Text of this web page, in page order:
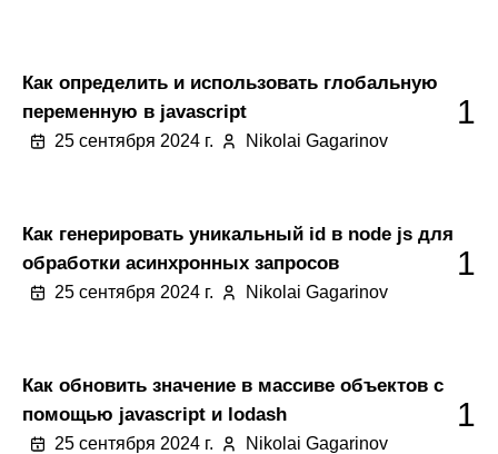
Как определить и использовать глобальную
переменную в javascript
25 сентября 2024 г. Nikolai Gagarinov
1
Как генерировать уникальный id в node js для
обработки асинхронных запросов
25 сентября 2024 г. Nikolai Gagarinov
1
Как обновить значение в массиве объектов с
помощью javascript и lodash
25 сентября 2024 г. Nikolai Gagarinov
1